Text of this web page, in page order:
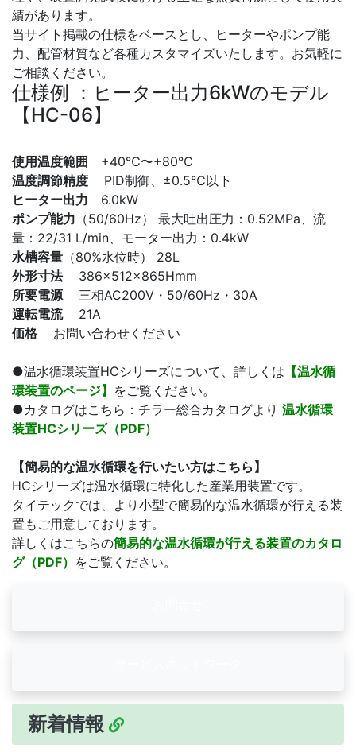
績があります。
当サイト掲載の仕様をベースとし、ヒーターやポンプ能
力、配管材質など各種カスタマイズいたします。お気軽に
ご相談ください。
仕様例 ：ヒーター出力6kWのモデル
【HC-06】
使用温度範囲 +40℃〜+80℃
温度調節精度 PID制御、±0.5℃以下
ヒーター出力 6.0kW
ポンプ能力 （50/60Hz） 最大吐出圧力：0.52MPa、流
量：22/31 L/min、モーター出力：0.4kW
水槽容量 （80%水位時） 28L
外形寸法386×512×865Hmm
所要電源三相AC200V・50/60Hz・30A
運転電流21A
価格 お問い合わせください
●温水循環装置HCシリーズについて、詳しくは 【温水循
環装置のページ】 をご覧ください。
●カタログはこちら：チラー総合カタログより 温水循環
装置HCシリーズ（PDF）
【簡易的な温水循環を行いたい方はこちら】
HCシリーズは温水循環に特化した産業用装置です。
タイテックでは、より小型で簡易的な温水循環が行える装
置もご用意しております。
詳しくはこちらの簡易的な温水循環が行える装置のカタロ
グ（PDF） をご覧ください。
新着情報